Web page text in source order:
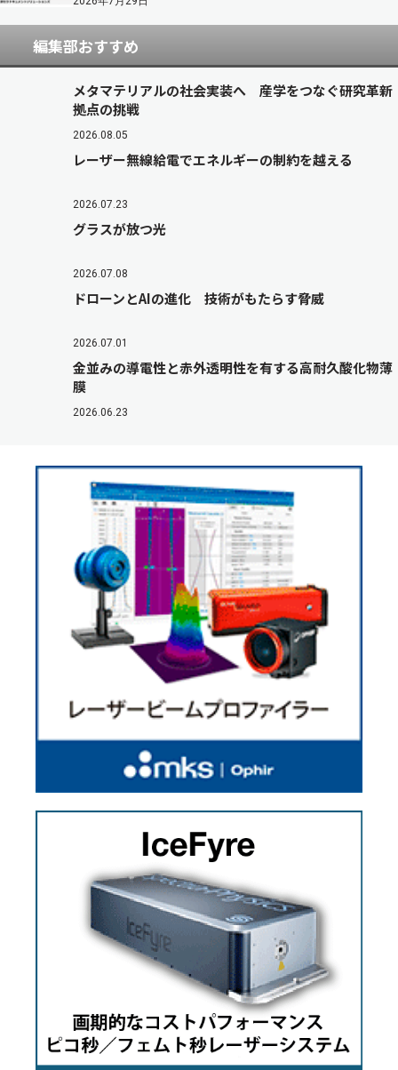
編集部おすすめ
メタマテリアルの社会実装へ 産学をつなぐ研究革新
拠点の挑戦
2026.08.05
レーザー無線給電でエネルギーの制約を越える
2026.07.23
グラスが放つ光
2026.07.08
ドローンとAIの進化 技術がもたらす脅威
2026.07.01
金並みの導電性と赤外透明性を有する高耐久酸化物薄
膜
2026.06.23